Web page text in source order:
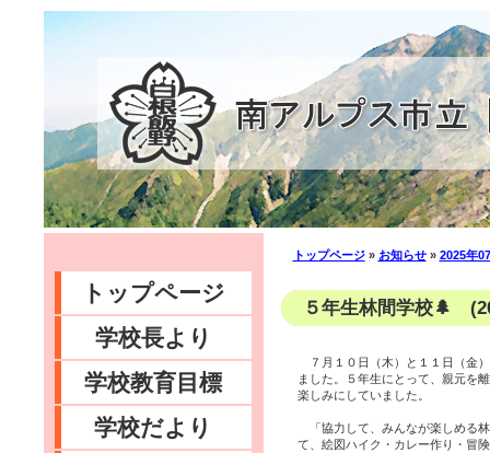
トップページ
学校長より
学校教育目標
学校だより
トップページ» お知らせ» 2025年
５年生林間学校🌲
７月１０日（木）と１１日（金
ました。５年生にとって、親元を
楽しみにしていました。
「協力して、みんなが楽しめる
て、絵図ハイク・カレー作り・冒